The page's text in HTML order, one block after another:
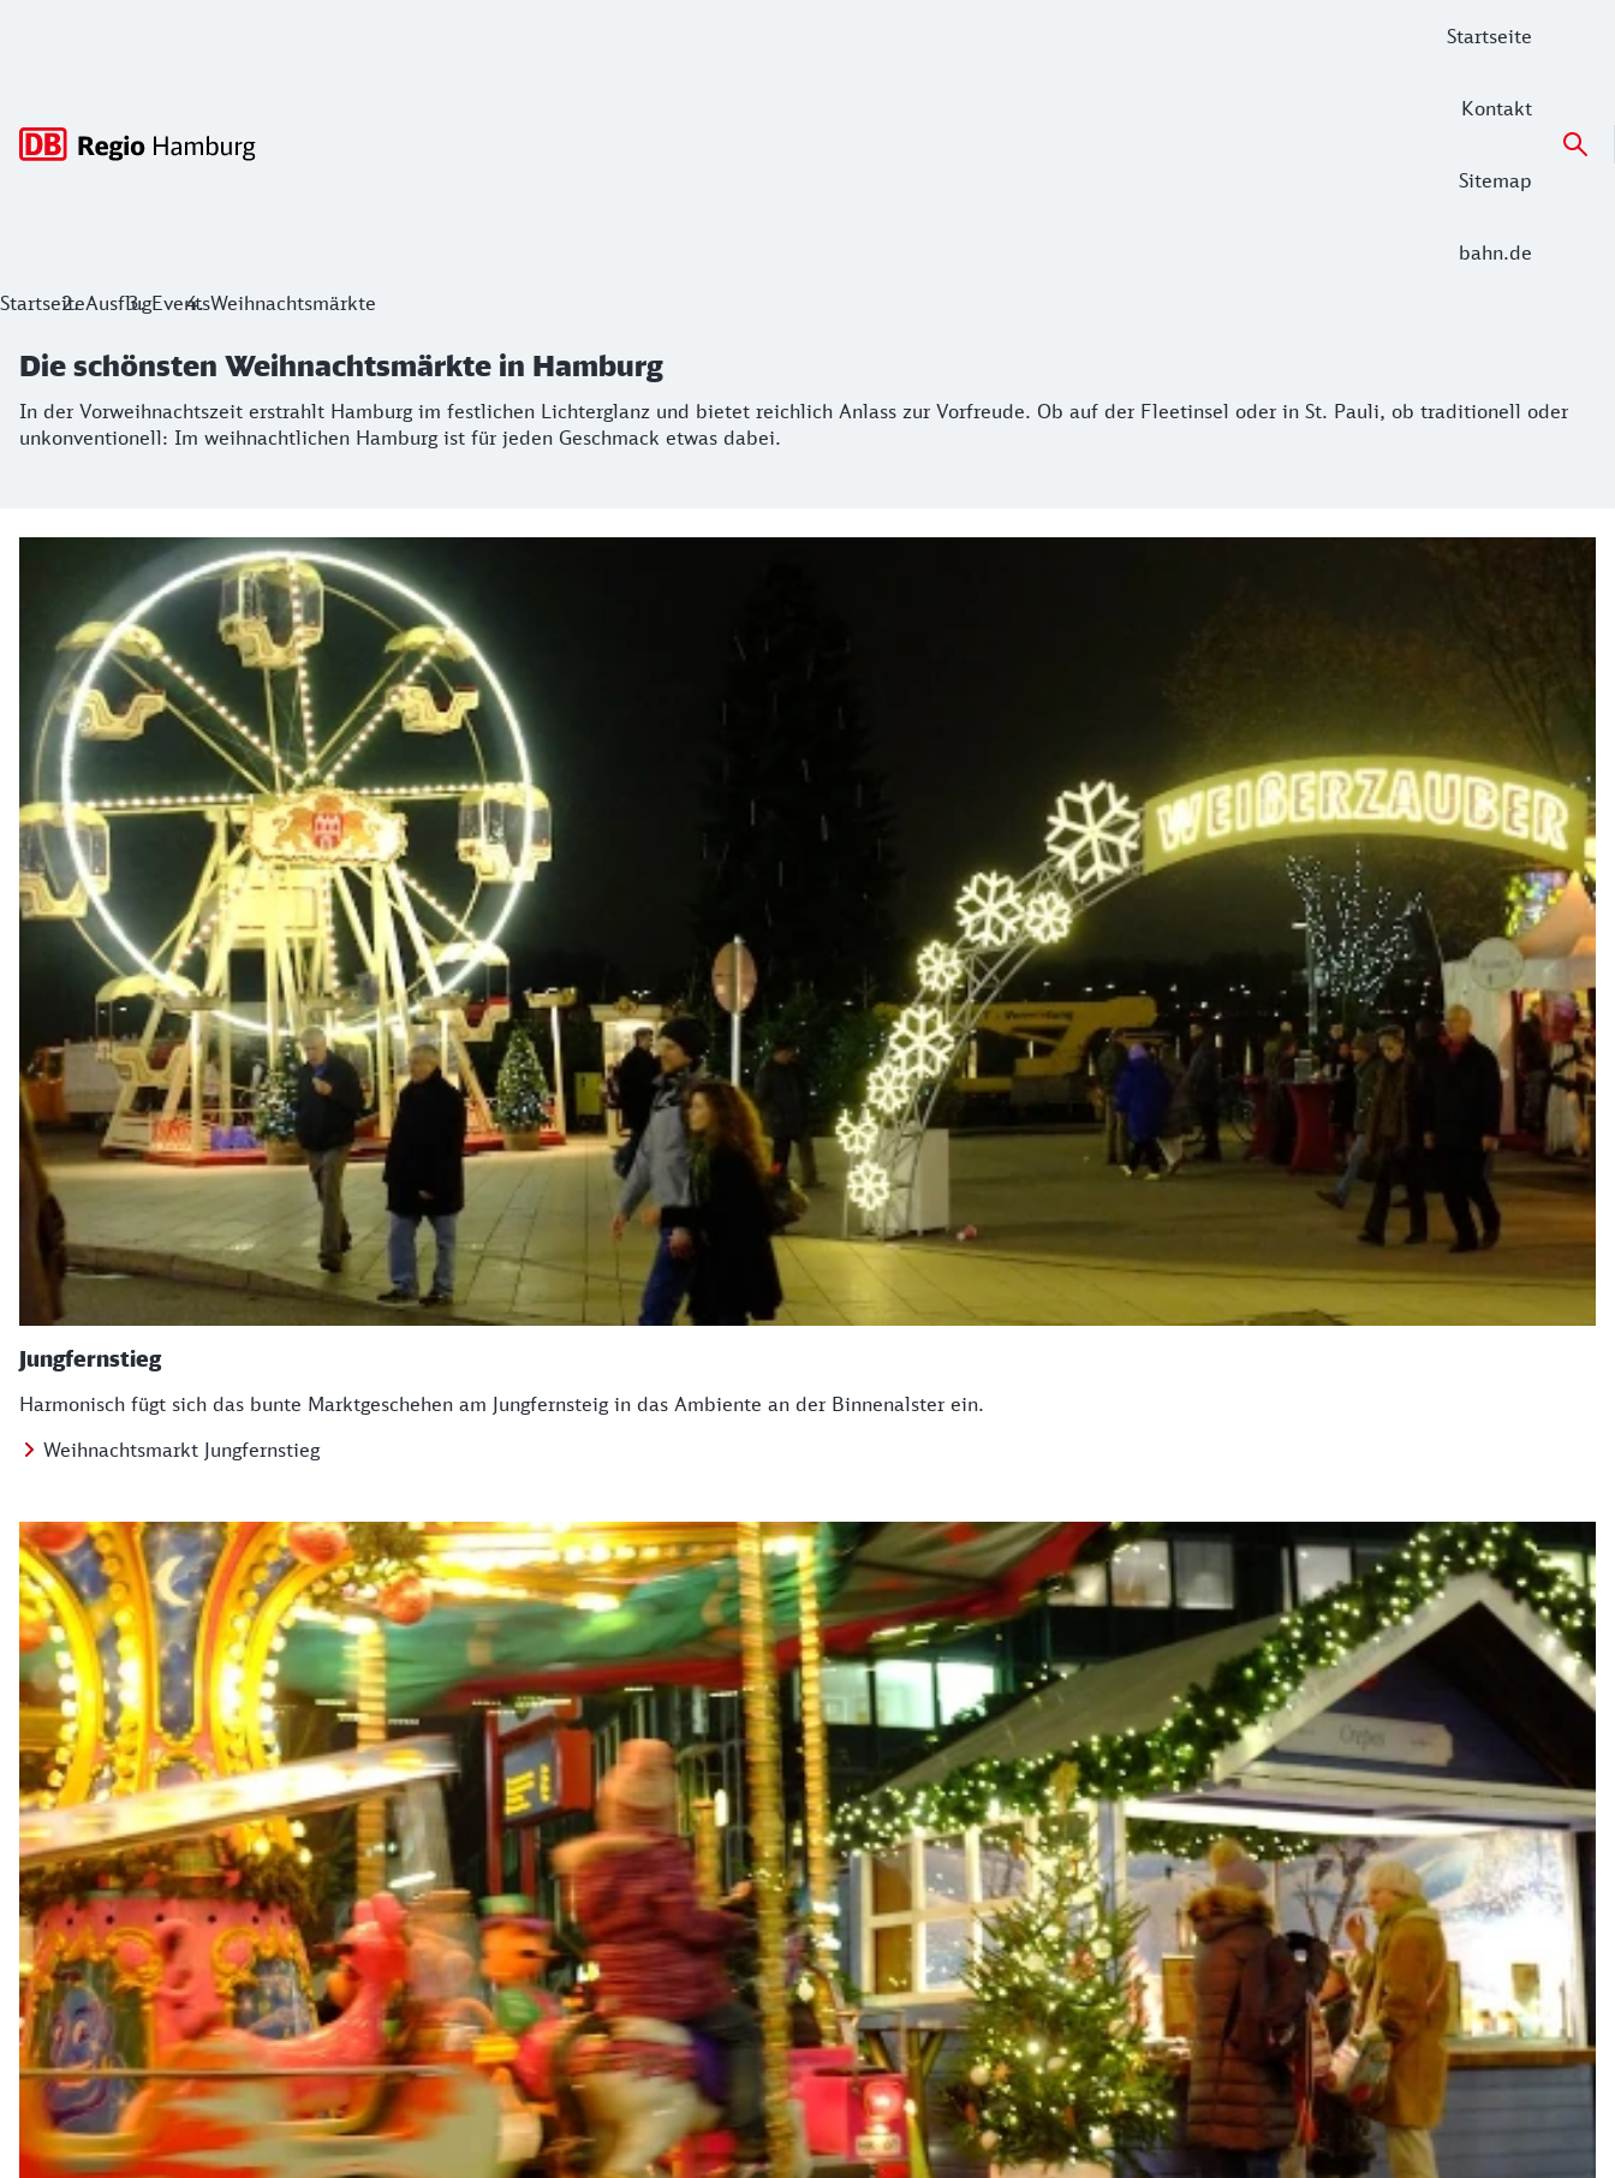
Startseite
Kontakt
Sitemap
bahn.de
Die schönsten Weihnachtsmärkte in Hamburg
StartseiteAusflugEventsWeihnachtsmärkte
Die schönsten Weihnachtsmärkte in Hamburg
In der Vorweihnachtszeit erstrahlt Hamburg im festlichen Lichterglanz und bietet reichlich Anlass zur Vorfreude. Ob auf der Fleetinsel oder in St. Pauli, ob traditionell oder
unkonventionell: Im weihnachtlichen Hamburg ist für jeden Geschmack etwas dabei.
Jungfernstieg
Harmonisch fügt sich das bunte Marktgeschehen am Jungfernsteig in das Ambiente an der Binnenalster ein.
Weihnachtsmarkt Jungfernstieg